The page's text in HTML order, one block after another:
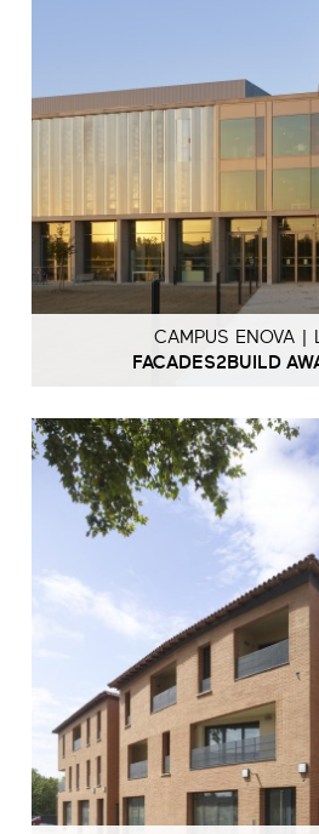
CAMPUS ENOVA |
FACADES2BUILD